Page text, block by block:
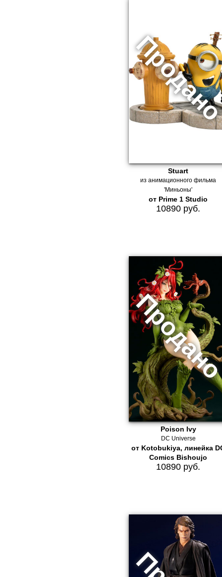
Stuart
из анимационного фильма
'Миньоны'
от Prime 1 Studio
10890 руб.
Poison Ivy
DC Universe
от Kotobukiya, линейка
Comics Bishoujo
10890 руб.